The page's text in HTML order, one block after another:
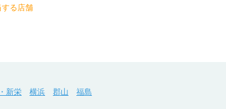
る店舗
新栄 横浜 郡山 福島